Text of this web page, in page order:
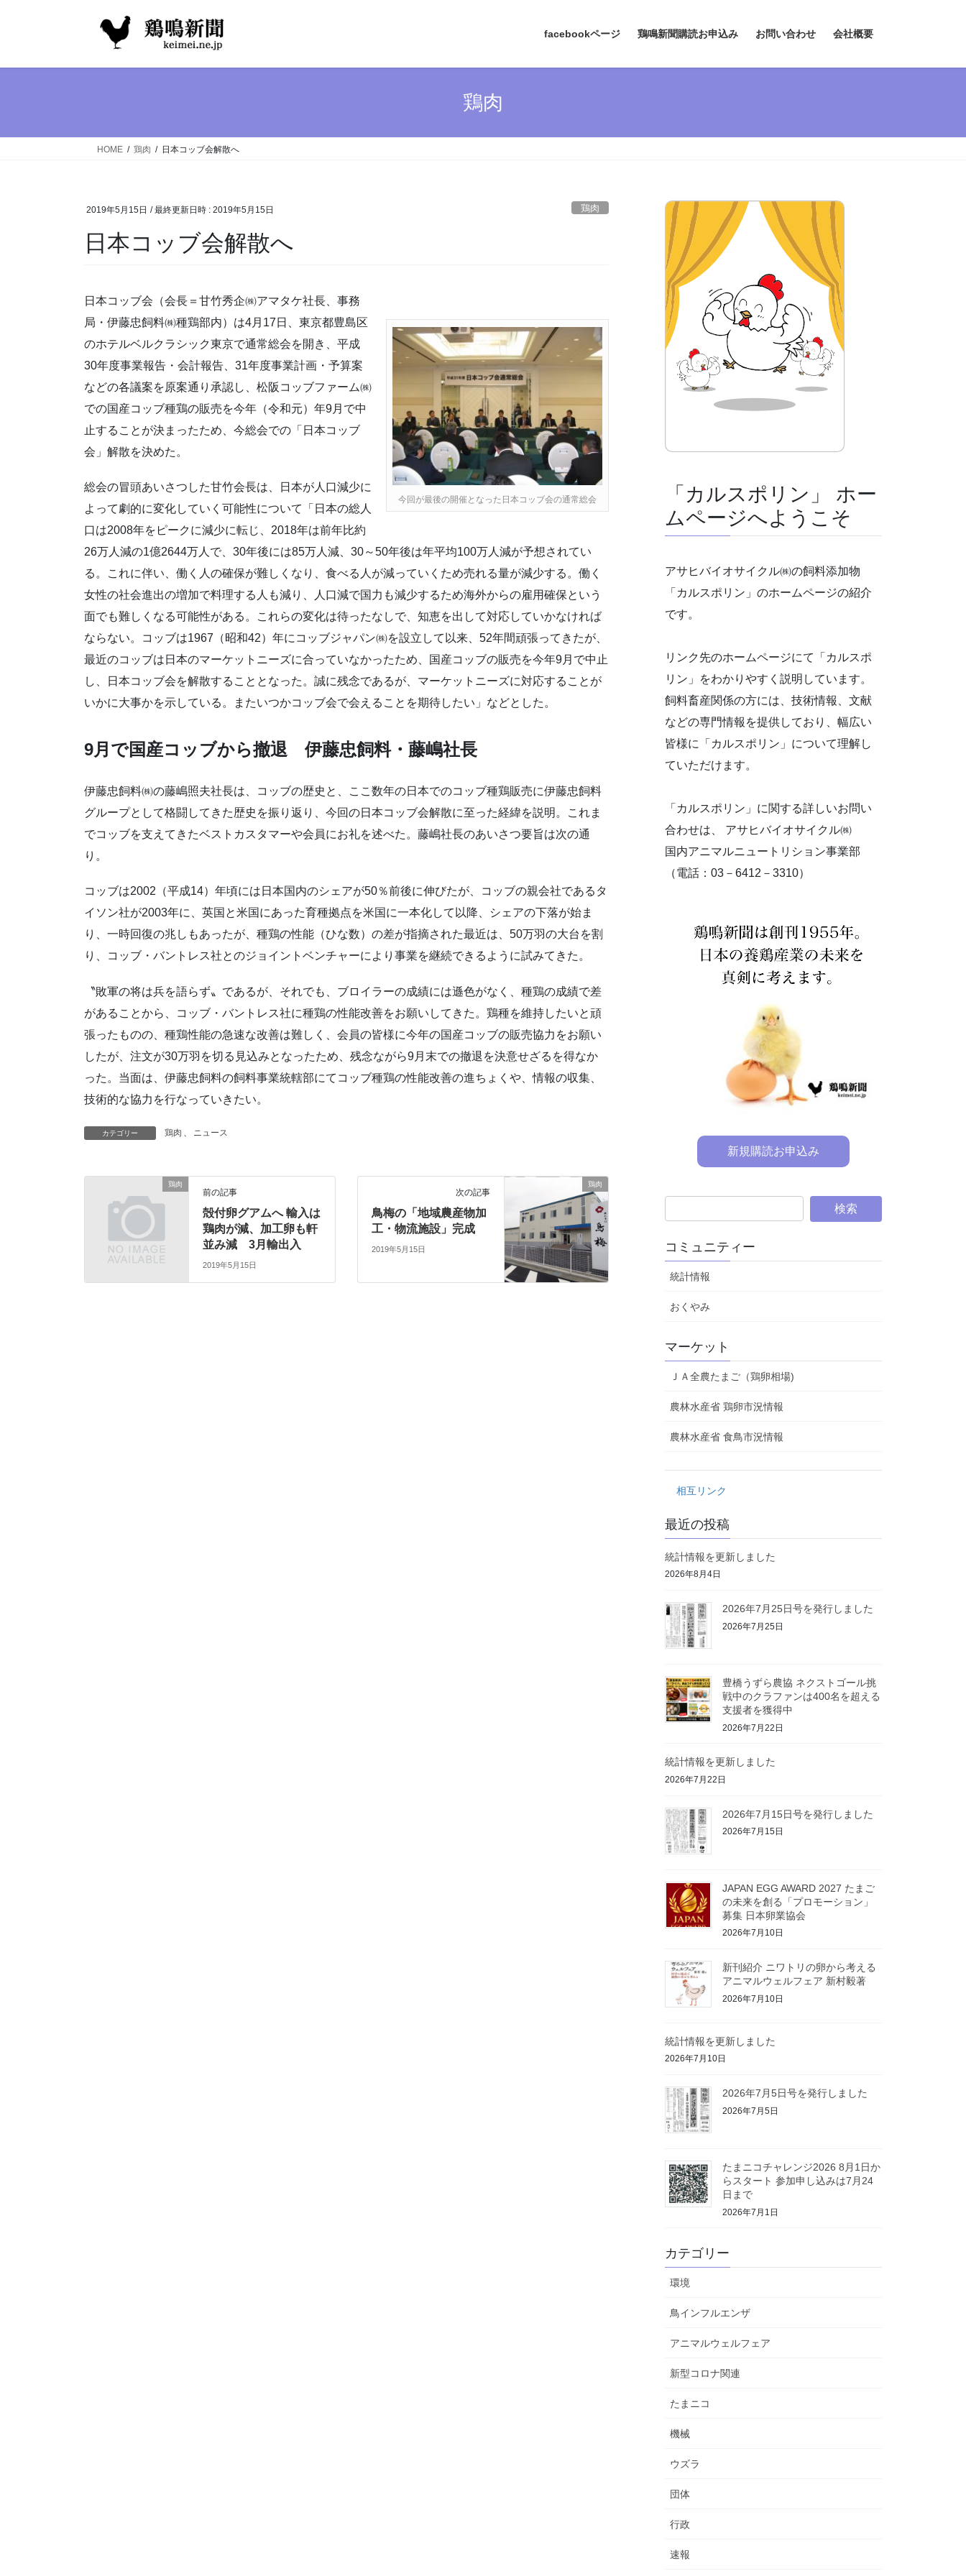
facebookページ 鶏鳴新聞購読お申込み お問い合わせ 会社概要
鶏肉
HOME 鶏肉 日本コッブ会解散へ
2019年5月15日 / 最終更新日時 : 2019年5月15日 鶏肉
日本コッブ会解散へ
今回が最後の開催となった日本コッブ会の通常総会
日本コッブ会（会長＝甘竹秀企㈱アマタケ社長、事務
局・伊藤忠飼料㈱種鶏部内）は4月17日、東京都豊島区
のホテルベルクラシック東京で通常総会を開き、平成
30年度事業報告・会計報告、31年度事業計画・予算案
などの各議案を原案通り承認し、松阪コッブファーム㈱
での国産コッブ種鶏の販売を今年（令和元）年9月で中
止することが決まったため、今総会での「日本コッブ
会」解散を決めた。
総会の冒頭あいさつした甘竹会長は、日本が人口減少に
よって劇的に変化していく可能性について「日本の総人
口は2008年をピークに減少に転じ、2018年は前年比約
26万人減の1億2644万人で、30年後には85万人減、30～50年後は年平均100万人減が予想されてい
る。これに伴い、働く人の確保が難しくなり、食べる人が減っていくため売れる量が減少する。働く
女性の社会進出の増加で料理する人も減り、人口減で国力も減少するため海外からの雇用確保という
面でも難しくなる可能性がある。これらの変化は待ったなしで、知恵を出して対応していかなければ
ならない。コッブは1967（昭和42）年にコッブジャパン㈱を設立して以来、52年間頑張ってきたが、
最近のコッブは日本のマーケットニーズに合っていなかったため、国産コッブの販売を今年9月で中止
し、日本コッブ会を解散することとなった。誠に残念であるが、マーケットニーズに対応することが
いかに大事かを示している。またいつかコッブ会で会えることを期待したい」などとした。
9月で国産コッブから撤退 伊藤忠飼料・藤嶋社長
伊藤忠飼料㈱の藤嶋照夫社長は、コッブの歴史と、ここ数年の日本でのコッブ種鶏販売に伊藤忠飼料
グループとして格闘してきた歴史を振り返り、今回の日本コッブ会解散に至った経緯を説明。これま
でコッブを支えてきたベストカスタマーや会員にお礼を述べた。藤嶋社長のあいさつ要旨は次の通
り。
コッブは2002（平成14）年頃には日本国内のシェアが50％前後に伸びたが、コッブの親会社であるタ
イソン社が2003年に、英国と米国にあった育種拠点を米国に一本化して以降、シェアの下落が始ま
り、一時回復の兆しもあったが、種鶏の性能（ひな数）の差が指摘された最近は、50万羽の大台を割
り、コッブ・バントレス社とのジョイントベンチャーにより事業を継続できるように試みてきた。
〝敗軍の将は兵を語らず〟であるが、それでも、ブロイラーの成績には遜色がなく、種鶏の成績で差
があることから、コッブ・バントレス社に種鶏の性能改善をお願いしてきた。鶏種を維持したいと頑
張ったものの、種鶏性能の急速な改善は難しく、会員の皆様に今年の国産コッブの販売協力をお願い
したが、注文が30万羽を切る見込みとなったため、残念ながら9月末での撤退を決意せざるを得なか
った。当面は、伊藤忠飼料の飼料事業統轄部にてコッブ種鶏の性能改善の進ちょくや、情報の収集、
技術的な協力を行なっていきたい。
カテゴリー 鶏肉 ニュース
鶏肉
前の記事
殻付卵グアムへ 輸入は
鶏肉が減、加工卵も軒
並み減 3月輸出入
2019年5月15日
鶏肉
次の記事
鳥梅の「地域農産物加
工・物流施設」完成
2019年5月15日
「カルスポリン」 ホー
ムページへようこそ
アサヒバイオサイクル㈱の飼料添加物
「カルスポリン」のホームページの紹介
です。
リンク先のホームページにて「カルスポ
リン」をわかりやすく説明しています。
飼料畜産関係の方には、技術情報、文献
などの専門情報を提供しており、幅広い
皆様に「カルスポリン」について理解し
ていただけます。
「カルスポリン」に関する詳しいお問い
合わせは、 アサヒバイオサイクル㈱
国内アニマルニュートリション事業部
（電話：03－6412－3310）
新規購読お申込み
コミュニティー
統計情報
おくやみ
マーケット
ＪＡ全農たまご（鶏卵相場)
農林水産省 鶏卵市況情報
農林水産省 食鳥市況情報
相互リンク
最近の投稿
統計情報を更新しました
2026年8月4日
2026年7月25日号を発行しました
2026年7月25日
豊橋うずら農協 ネクストゴール挑
戦中のクラファンは400名を超える
支援者を獲得中
2026年7月22日
統計情報を更新しました
2026年7月22日
2026年7月15日号を発行しました
2026年7月15日
JAPAN EGG AWARD 2027 たまご
の未来を創る「プロモーション」
募集 日本卵業協会
2026年7月10日
新刊紹介 ニワトリの卵から考える
アニマルウェルフェア 新村毅著
2026年7月10日
統計情報を更新しました
2026年7月10日
2026年7月5日号を発行しました
2026年7月5日
たまニコチャレンジ2026 8月1日か
らスタート 参加申し込みは7月24
日まで
2026年7月1日
カテゴリー
環境
鳥インフルエンザ
アニマルウェルフェア
新型コロナ関連
たまニコ
機械
ウズラ
団体
行政
速報